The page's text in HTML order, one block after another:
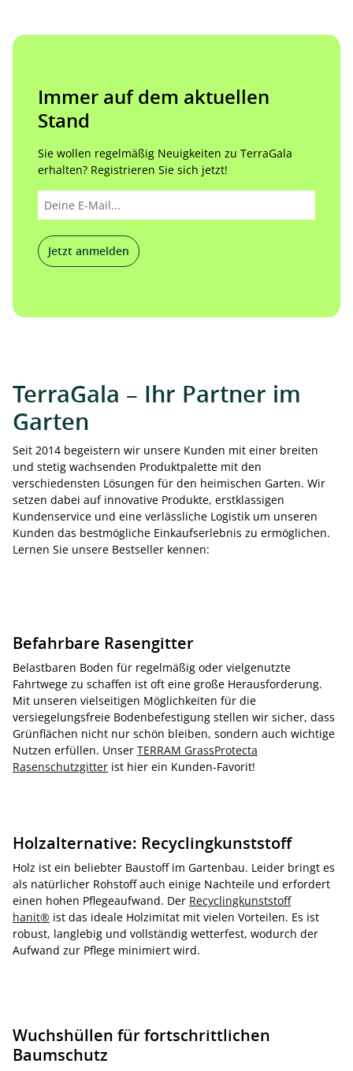
Immer auf dem aktuellen
Stand
Sie wollen regelmäßig Neuigkeiten zu TerraGala
erhalten? Registrieren Sie sich jetzt!
Jetzt anmelden
TerraGala – Ihr Partner im
Garten
Seit 2014 begeistern wir unsere Kunden mit einer breiten
und stetig wachsenden Produktpalette mit den
verschiedensten Lösungen für den heimischen Garten. Wir
setzen dabei auf innovative Produkte, erstklassigen
Kundenservice und eine verlässliche Logistik um unseren
Kunden das bestmögliche Einkaufserlebnis zu ermöglichen.
Lernen Sie unsere Bestseller kennen:
Befahrbare Rasengitter
Belastbaren Boden für regelmäßig oder vielgenutzte
Fahrtwege zu schaffen ist oft eine große Herausforderung.
Mit unseren vielseitigen Möglichkeiten für die
versiegelungsfreie Bodenbefestigung stellen wir sicher, dass
Grünflächen nicht nur schön bleiben, sondern auch wichtige
Nutzen erfüllen. Unser TERRAM GrassProtecta
Rasenschutzgitter ist hier ein Kunden-Favorit!
Holzalternative: Recyclingkunststoff
Holz ist ein beliebter Baustoff im Gartenbau. Leider bringt es
als natürlicher Rohstoff auch einige Nachteile und erfordert
einen hohen Pflegeaufwand. Der Recyclingkunststoff
hanit® ist das ideale Holzimitat mit vielen Vorteilen. Es ist
robust, langlebig und vollständig wetterfest, wodurch der
Aufwand zur Pflege minimiert wird.
Wuchshüllen für fortschrittlichen
Baumschutz